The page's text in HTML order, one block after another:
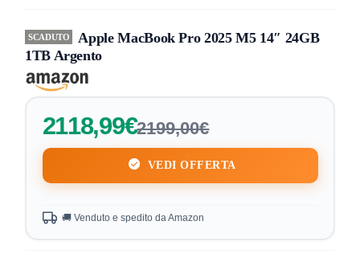
SCADUTO
Apple MacBook Pro 2025 M5 14″ 24GB
1TB Argento
2118,99€2199,00€
VEDI OFFERTA
🚚 Venduto e spedito da Amazon